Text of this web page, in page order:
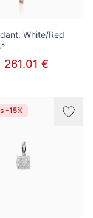
White/Red
261.01 €
-15%